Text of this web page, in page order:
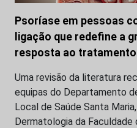
Psoríase em pessoas
ligação que redefine a
resposta ao tratamento
Uma revisão da literatura
equipas do Departamento
Local de Saúde Santa
Dermatologia da Faculdade